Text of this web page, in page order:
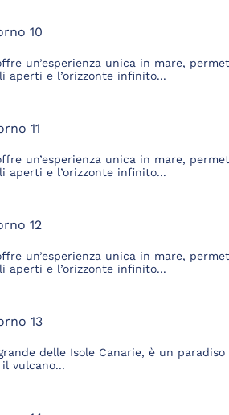
10
un’esperienza unica in mare,
aperti e l’orizzonte infinito...
11
un’esperienza unica in mare,
aperti e l’orizzonte infinito...
12
un’esperienza unica in mare,
aperti e l’orizzonte infinito...
13
delle Isole Canarie, è un
il vulcano...